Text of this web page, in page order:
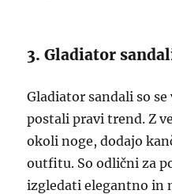
3. Gladiator
Gladiator sandali so
postali pravi trend. Z
okoli noge, dodajo
outfitu. So odlični za
izgledati elegantno in